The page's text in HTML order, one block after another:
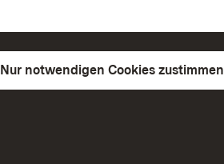
Nur notwendigen Cookies zustimmen